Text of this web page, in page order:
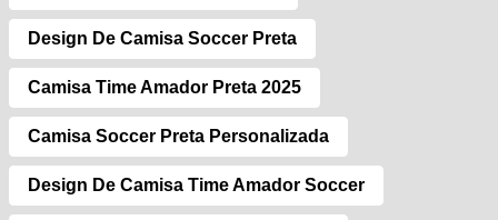
Design De Camisa Soccer Preta
Camisa Time Amador Preta 2025
Camisa Soccer Preta Personalizada
Design De Camisa Time Amador Soccer